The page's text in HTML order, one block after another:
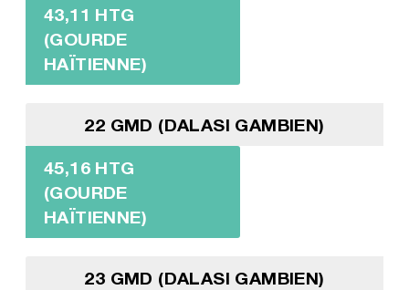
43,11 HTG
(GOURDE
HAÏTIENNE)
22 GMD (DALASI GAMBIEN)
45,16 HTG
(GOURDE
HAÏTIENNE)
23 GMD (DALASI GAMBIEN)